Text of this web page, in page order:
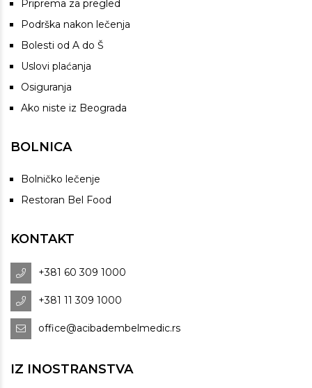
Priprema za pregled
Podrška nakon lečenja
Bolesti od A do Š
Uslovi plaćanja
Osiguranja
Ako niste iz Beograda
BOLNICA
Bolničko lečenje
Restoran Bel Food
KONTAKT
+381 60 309 1000
+381 11 309 1000
office@acibadembelmedic.rs
IZ INOSTRANSTVA